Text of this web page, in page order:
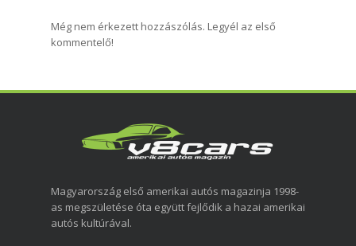
Még nem érkezett hozzászólás. Legyél az első
kommentelő!
Magyarország első amerikai autós magazinja 1998-
as megszületése óta együtt fejlődik a hazai amerikai
autós kultúrával.